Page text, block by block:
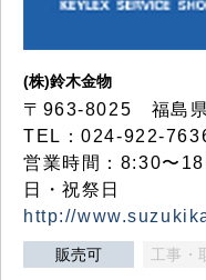
(株)鈴木金物
〒963-8025 福島
TEL：024-922-
営業時間：8:30〜
日・祝祭日
http://
販売可 工事・